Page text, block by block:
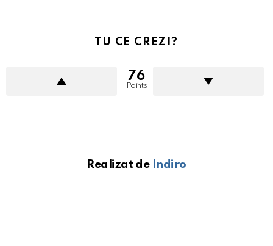
TU CE CREZI?
76
Points
Realizat de Indiro